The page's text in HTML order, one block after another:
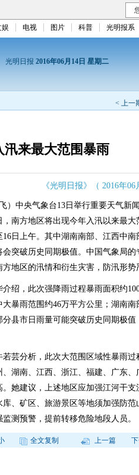
娱 电视 图片 科普 光明报系
光明日报 2016年06月14日 星期二
< 上一
汛来最大范围暴雨
《光明日报》（ 2016年06
中央气象台13日举行重要天气新闻
南方地区将出现今年入汛以来最大
日上午。其中湖南南部、江西中南
突破历史同期极值。中国气象局的
地区的汛情和衍生灾害，防汛形势
，此次强降雨过程暴雨面积约
暴雨范围约46万平方公里；湖南南
县市日雨量可能突破历史同期极值
分析，此次大范围区域性暴雨过
湖南、江西、浙江、福建、广东、
她建议，上述地区应加强江河干支
、矿区、旅游景区等地须加强防范
测预警，提前转移危险地段人员。
全文复制 上一篇